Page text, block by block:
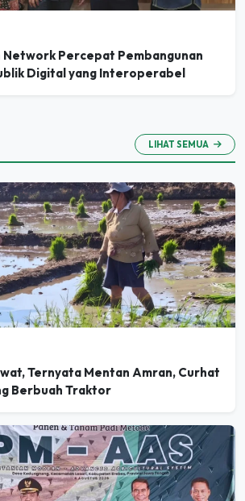
Network Percepat Pembangunan
Digital yang Interoperabel
LIHAT SEMUA
Ternyata Mentan Amran, Curhat
Berbuah Traktor